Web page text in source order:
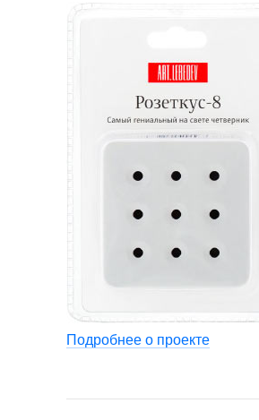
Подробнее о проекте